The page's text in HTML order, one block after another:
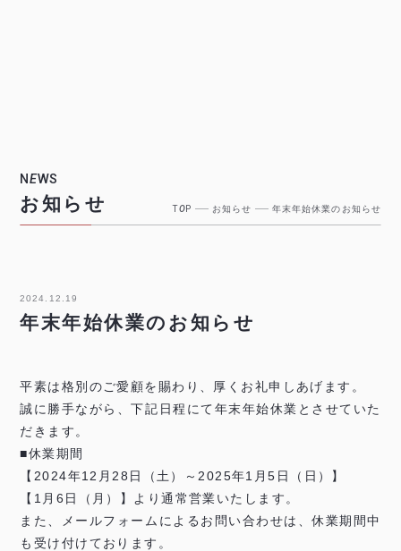
NEWS
お知らせ TOP お知らせ 年末年始休業のお知らせ
2024.12.19
年末年始休業のお知らせ
平素は格別のご愛顧を賜わり、厚くお礼申しあげます。
誠に勝手ながら、下記日程にて年末年始休業とさせていた
だきます。
■休業期間
【2024年12月28日（土）～2025年1月5日（日）】
【1月6日（月）】より通常営業いたします。
また、メールフォームによるお問い合わせは、休業期間中
も受け付けております。